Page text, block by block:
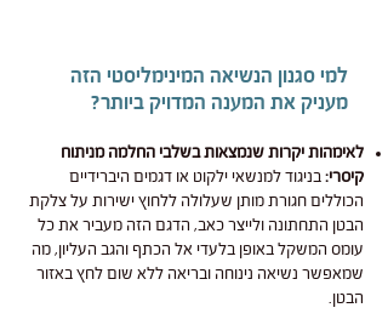
למי סגנון הנשיאה המינימליסטי הזה
מעניק את המענה המדויק ביותר?
לאימהות יקרות שנמצאות בשלבי החלמה מניתוח
קיסרי: בניגוד למנשאי ילקוט או דגמים היברידיים
הכוללים חגורת מותן שעלולה ללחוץ ישירות על צלקת
הבטן התחתונה ולייצר כאב, הדגם הזה מעביר את כל
עומס המשקל באופן בלעדי אל הכתף והגב העליון, מה
שמאפשר נשיאה נינוחה ובריאה ללא שום לחץ באזור
הבטן.